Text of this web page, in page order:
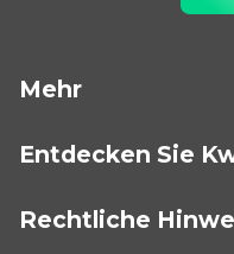
Mehr
Entdecken Sie
Rechtliche